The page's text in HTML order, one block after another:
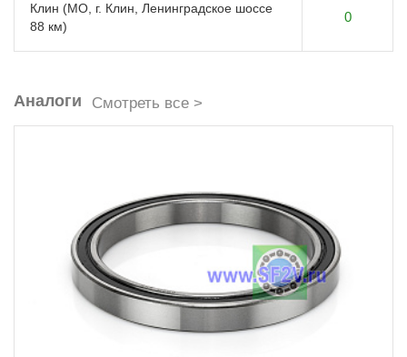
Клин (МО, г. Клин, Ленинградское шоссе
88 км)
0
Аналоги Смотреть все >